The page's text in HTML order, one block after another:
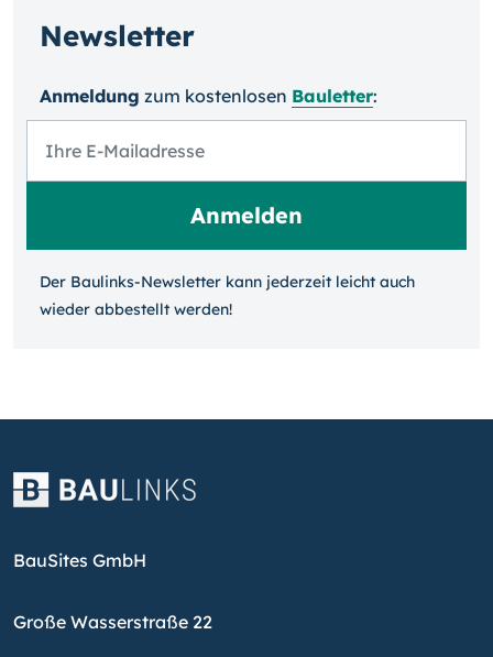
Newsletter
Anmeldung zum kosten­losen Bauletter:
Der Baulinks-Newsletter kann jeder­zeit leicht auch
wieder ab­bestellt werden!
BauSites GmbH
Große Wasserstraße 22